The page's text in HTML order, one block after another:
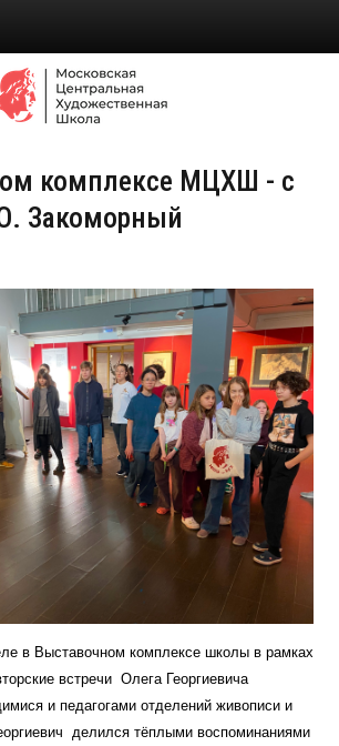
комплексе МЦХШ - с
Закоморный
в Выставочном комплексе школы в рамках
встречи Олега Георгиевича
и педагогами отделений живописи и
делился тёплыми воспоминаниями